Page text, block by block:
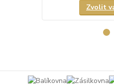
Zvolit